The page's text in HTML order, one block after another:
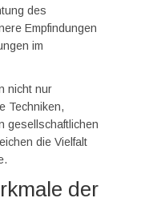
des
Empfindungen
im
nicht nur
Techniken,
gesellschaftlichen
die Vielfalt
der